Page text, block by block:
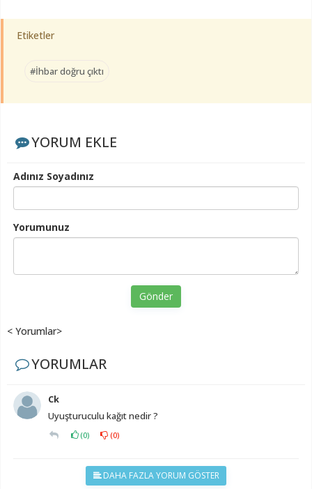
Etiketler
#İhbar doğru çıktı
YORUM EKLE
Adınız Soyadınız
Yorumunuz
Gönder
< Yorumlar>
YORUMLAR
Ck
Uyuşturuculu kağıt nedir ?
(0) (0)
DAHA FAZLA YORUM GÖSTER